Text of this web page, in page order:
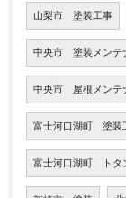
山梨市 塗装工事
中央市 塗装メンテ
中央市 屋根メンテ
富士河口湖町 塗装
富士河口湖町 トタ